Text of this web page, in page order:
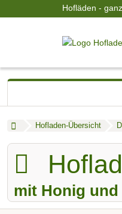
Hofläden -
Hofladen-Übersicht
mit Honig